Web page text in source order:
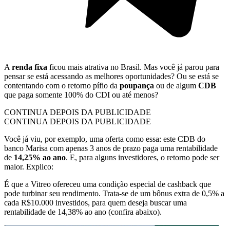
A renda fixa ficou mais atrativa no Brasil. Mas você já parou para
pensar se está acessando as melhores oportunidades? Ou se está se
contentando com o retorno pífio da poupança ou de algum CDB
que paga somente 100% do CDI ou até menos?
CONTINUA DEPOIS DA PUBLICIDADE
CONTINUA DEPOIS DA PUBLICIDADE
Você já viu, por exemplo, uma oferta como essa: este CDB do
banco Marisa com apenas 3 anos de prazo paga uma rentabilidade
de 14,25% ao ano. E, para alguns investidores, o retorno pode ser
maior. Explico:
É que a Vitreo ofereceu uma condição especial de cashback que
pode turbinar seu rendimento. Trata-se de um bônus extra de 0,5% a
cada R$10.000 investidos, para quem deseja buscar uma
rentabilidade de 14,38% ao ano (confira abaixo).